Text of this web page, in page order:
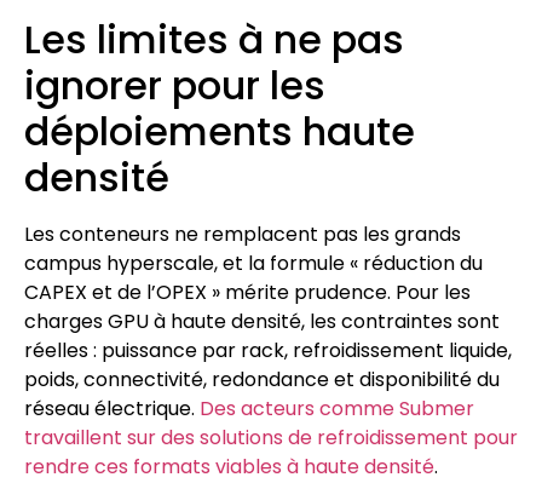
Les limites à ne pas
ignorer pour les
déploiements haute
densité
Les conteneurs ne remplacent pas les grands
campus hyperscale, et la formule « réduction du
CAPEX et de l’OPEX » mérite prudence. Pour les
charges GPU à haute densité, les contraintes sont
réelles : puissance par rack, refroidissement liquide,
poids, connectivité, redondance et disponibilité du
réseau électrique. Des acteurs comme Submer
travaillent sur des solutions de refroidissement pour
rendre ces formats viables à haute densité.